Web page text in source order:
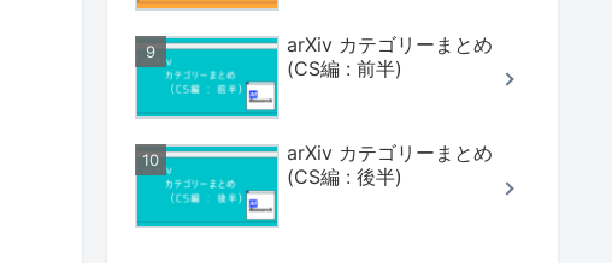
arXiv カテゴリーまとめ
(CS編 : 前半)
arXiv カテゴリーまとめ
(CS編 : 後半)